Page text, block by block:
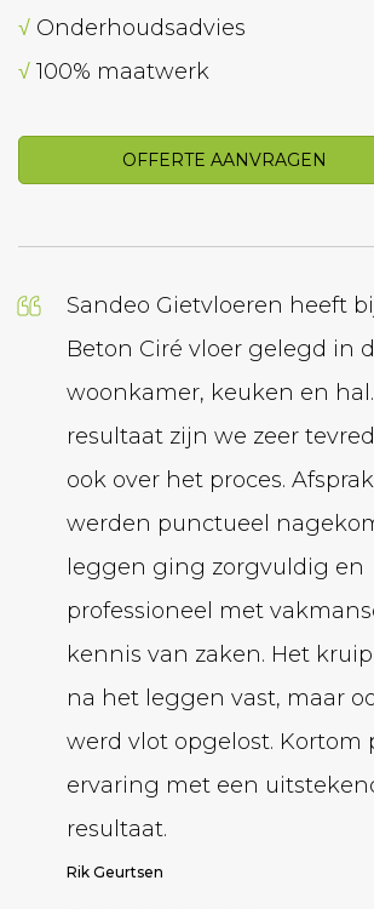
√ Onderhoudsadvies
√ 100% maatwerk
OFFERTE AANVRAGEN
Sandeo Gietvloeren heeft
Beton Ciré vloer gelegd in
woonkamer, keuken en
resultaat zijn we zeer
ook over het proces.
werden punctueel
leggen ging zorgvuldig en
professioneel met
kennis van zaken. Het
na het leggen vast, maar
werd vlot opgelost. Kortom
ervaring met een
resultaat.
Rik Geurtsen